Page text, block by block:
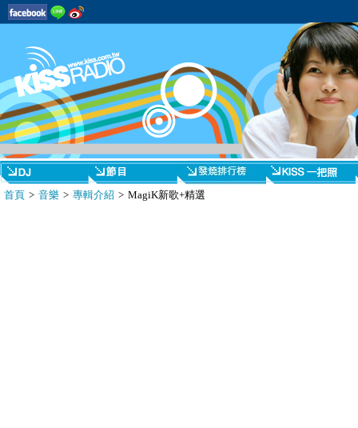
首頁 > 音樂 > 專輯介紹 > MagiK新歌+精選